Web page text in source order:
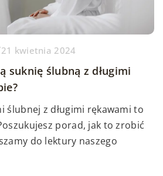
21 kwietnia 2024
suknię ślubną z długimi
ślubnej z długimi rękawami to
porad, jak to zrobić
do lektury naszego